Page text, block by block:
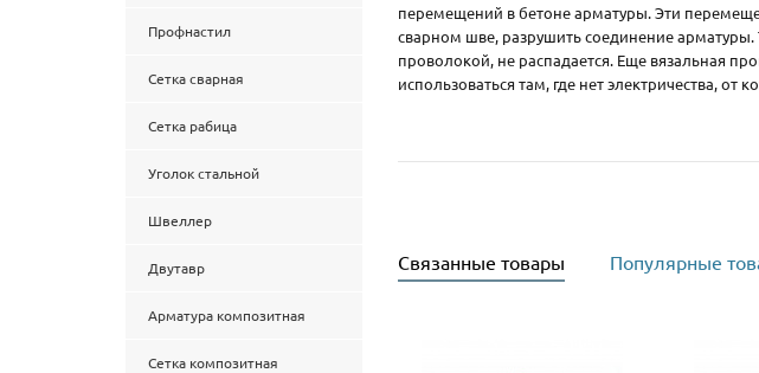
Профнастил
Сетка сварная
Сетка рабица
Уголок стальной
Швеллер
Двутавр
Арматура композитная
Сетка композитная
перемещений в бетоне арматуры. Эти
сварном шве, разрушить соединение арматуры.
проволокой, не распадается. Еще вязальная
использоваться там, где нет электричества, от
Связанные товары Популярные